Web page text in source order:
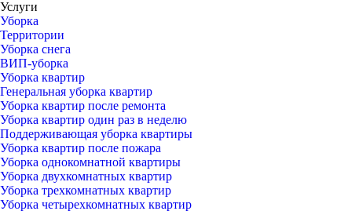
Услуги
Уборка
Территории
Уборка снега
ВИП-уборка
Уборка квартир
Генеральная уборка квартир
Уборка квартир после ремонта
Уборка квартир один раз в неделю
Поддерживающая уборка квартиры
Уборка квартир после пожара
Уборка однокомнатной квартиры
Уборка двухкомнатных квартир
Уборка трехкомнатных квартир
Уборка четырехкомнатных квартир